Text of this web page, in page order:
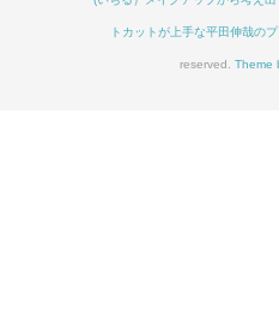
トカットが上手な平田伸哉の
reserved. Theme